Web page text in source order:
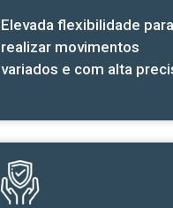
Elevada flexibilidade para
realizar movimentos
variados e com alta